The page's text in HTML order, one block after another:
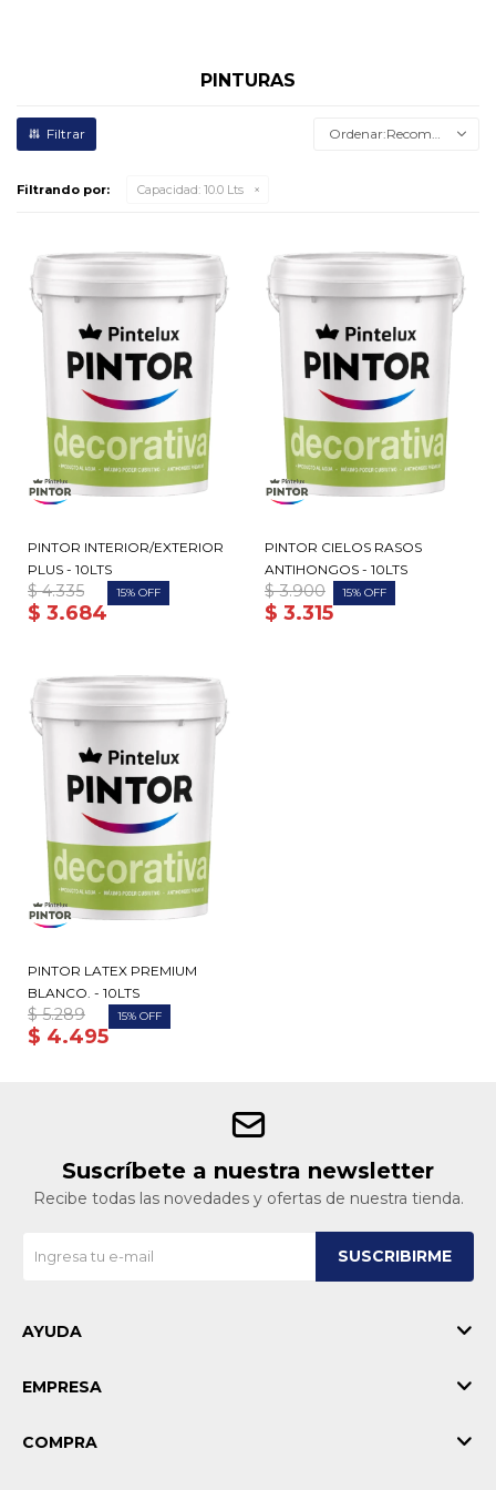
PINTURAS
Recomendados
Filtrando por: Capacidad: 10.0 Lts
PINTOR INTERIOR/EXTERIOR
PLUS - 10LTS
$ 3.684
$ 4.335 15
PINTOR CIELOS RASOS
ANTIHONGOS - 10LTS
$ 3.315
$ 3.900 15
PINTOR LATEX PREMIUM
BLANCO. - 10LTS
$ 4.495
$ 5.289 15
Suscríbete a nuestra newsletter
Recibe todas las novedades y ofertas de nuestra tienda.
SUSCRIBIRME
AYUDA
EMPRESA
COMPRA